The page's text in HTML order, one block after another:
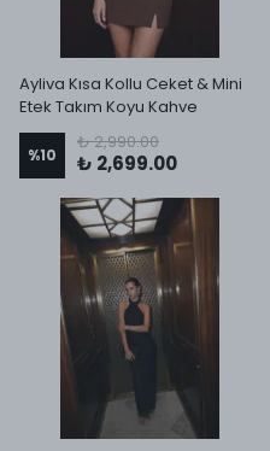
Ayliva Kısa Kollu Ceket & Mini
Etek Takım Koyu Kahve
%10
₺ 2,990.00
₺ 2,699.00